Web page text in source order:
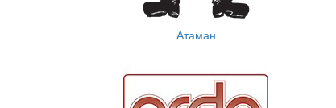
Атаман